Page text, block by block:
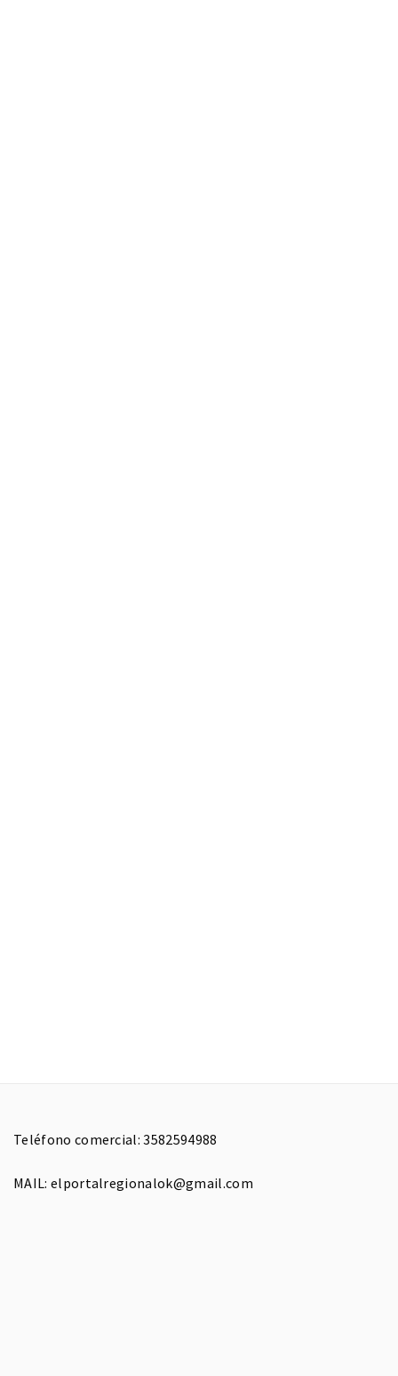
Teléfono comercial: 3582594988
MAIL: elportalregionalok@gmail.com